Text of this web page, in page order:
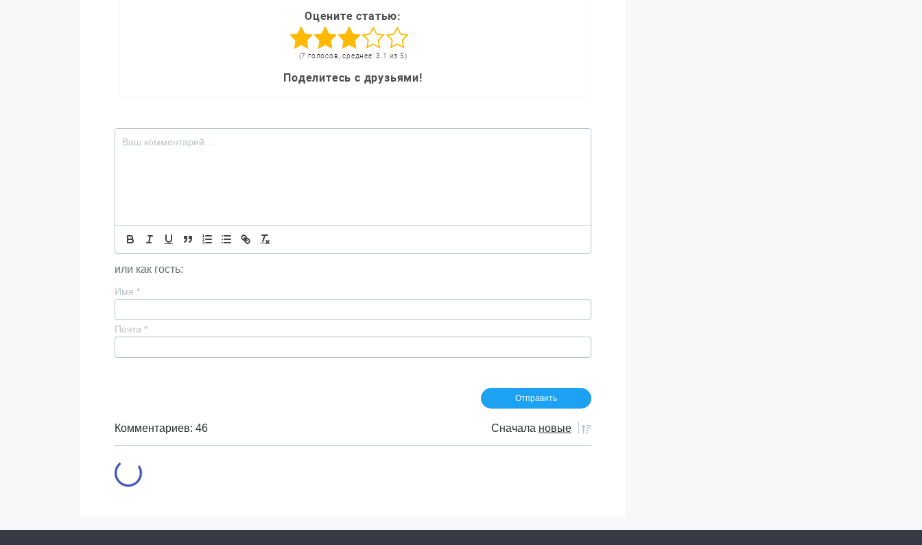
Оцените статью:
(7 голосов, среднее: 3.1 из 5)
Поделитесь с друзьями!
или как гость:
Имя *
Почта *
Комментариев: 46 Сначала новые